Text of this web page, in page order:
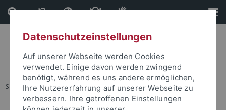
Direkt
zum
Inhalt
Direkt
zur
Fußleiste
Sie sind hier: Startseite
Datenschutzeinstellungen
Auf unserer Webseite werden Cookies
verwendet. Einige davon werden zwingend
benötigt, während es uns andere ermöglichen,
Ihre Nutzererfahrung auf unserer Webseite zu
verbessern. Ihre getroffenen Einstellungen